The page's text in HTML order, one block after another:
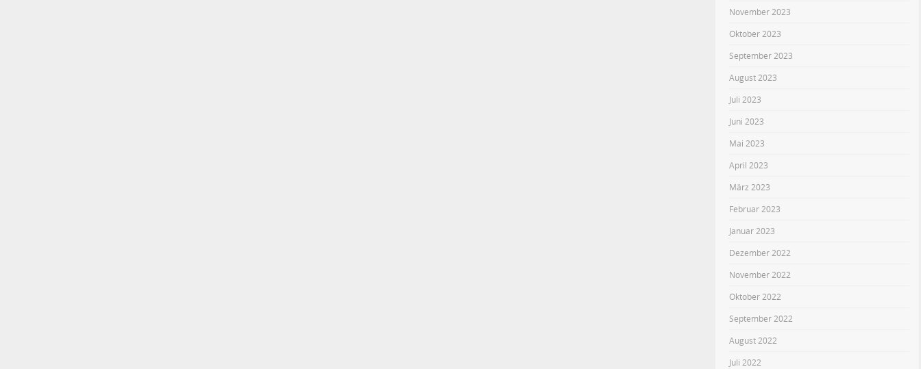
November 2023
Oktober 2023
September 2023
August 2023
Juli 2023
Juni 2023
Mai 2023
April 2023
März 2023
Februar 2023
Januar 2023
Dezember 2022
November 2022
Oktober 2022
September 2022
August 2022
Juli 2022